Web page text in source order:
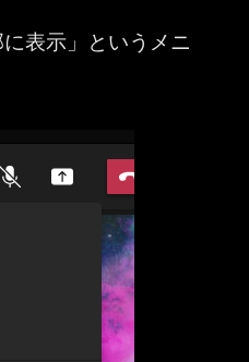
表示」というメニ